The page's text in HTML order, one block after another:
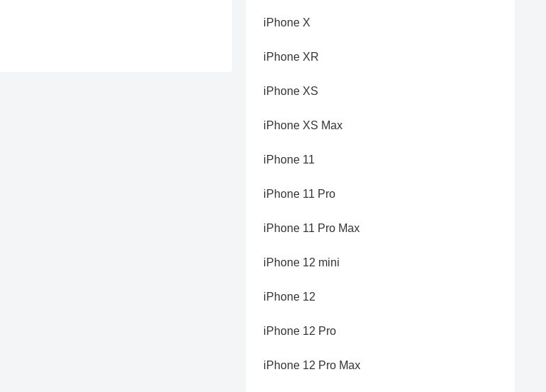
iPhone X
iPhone XR
iPhone XS
iPhone XS Max
iPhone 11
iPhone 11 Pro
iPhone 11 Pro Max
iPhone 12 mini
iPhone 12
iPhone 12 Pro
iPhone 12 Pro Max